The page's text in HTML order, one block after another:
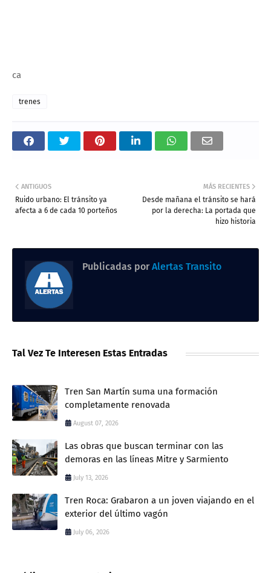
ca
trenes
MÁS RECIENTES
Desde mañana el tránsito se hará
por la derecha: La portada que
hizo historia
ANTIGUOS
Ruido urbano: El tránsito ya
afecta a 6 de cada 10 porteños
Publicadas por Alertas Transito
Tal Vez Te Interesen Estas Entradas
Tren San Martín suma una formación
completamente renovada
August 07, 2026
Las obras que buscan terminar con las
demoras en las líneas Mitre y Sarmiento
July 13, 2026
Tren Roca: Grabaron a un joven viajando en el
exterior del último vagón
July 06, 2026